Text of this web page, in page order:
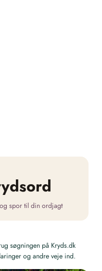
spor til din ordjagt
søgningen på Kryds.dk
og andre veje ind.